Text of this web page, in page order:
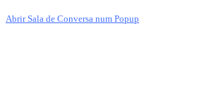
Abrir Sala de Conversa num Popup